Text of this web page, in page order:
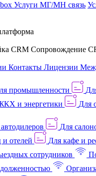
Услуги МГ/МН связь
CRM Сопровождение
Контакты Лицензии
промышленности
и энергетики Для
Для
отелей Для кафе и
сотрудников